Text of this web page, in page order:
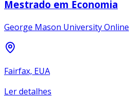
Mestrado em Economia
George Mason University Online
Fairfax, EUA
Ler detalhes